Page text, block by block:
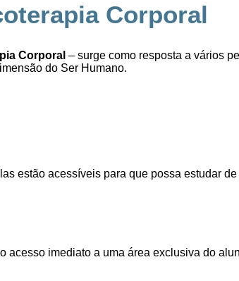
Corporal
Corporal – surge como resposta a vários
do Ser Humano.
estão acessíveis para que possa estudar
acesso imediato a uma área exclusiva do